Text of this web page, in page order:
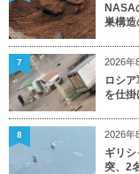
NASA
巣構造
2026年
ロシ
を仕掛
7
2026年
ギリ
突、2
8